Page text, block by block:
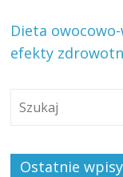
Dieta
efekty
Ostatnie wpisy